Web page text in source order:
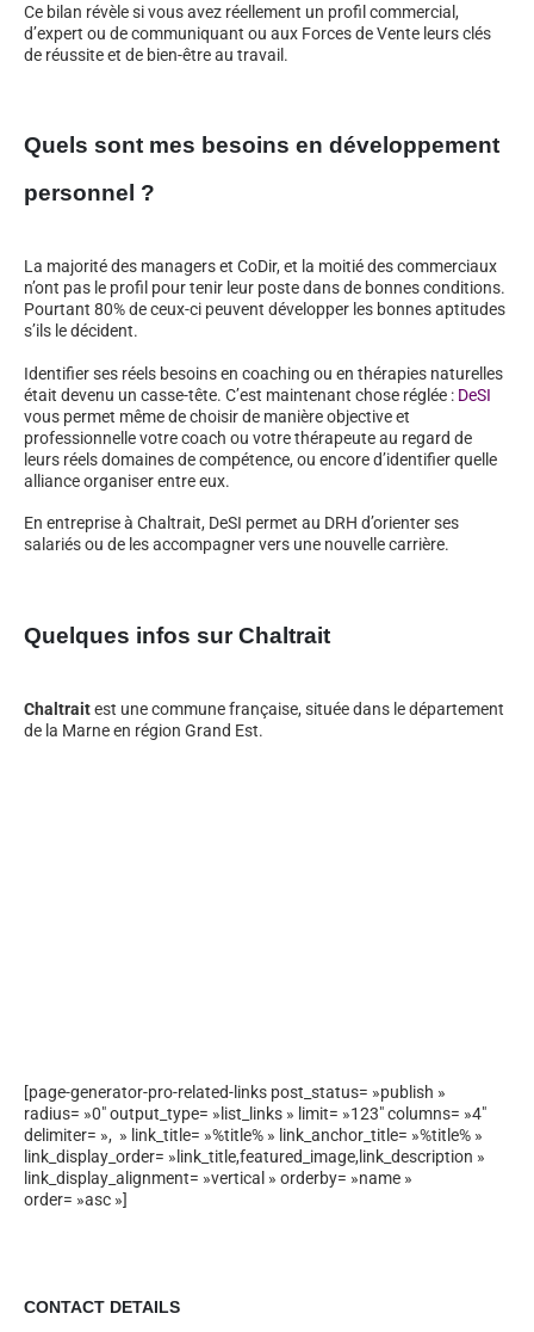
Ce bilan révèle si vous avez réellement un profil commercial,
d’expert ou de communiquant ou aux Forces de Vente leurs clés
de réussite et de bien-être au travail.
Quels sont mes besoins en développement
personnel ?
La majorité des managers et CoDir, et la moitié des commerciaux
n’ont pas le profil pour tenir leur poste dans de bonnes conditions.
Pourtant 80% de ceux-ci peuvent développer les bonnes aptitudes
s’ils le décident.
Identifier ses réels besoins en coaching ou en thérapies naturelles
était devenu un casse-tête. C’est maintenant chose réglée : DeSI
vous permet même de choisir de manière objective et
professionnelle votre coach ou votre thérapeute au regard de
leurs réels domaines de compétence, ou encore d’identifier quelle
alliance organiser entre eux.
En entreprise à Chaltrait, DeSI permet au DRH d’orienter ses
salariés ou de les accompagner vers une nouvelle carrière.
Quelques infos sur Chaltrait
Chaltraitest une commune française, située dans le département
de la Marne en région Grand Est.
[page-generator-pro-related-links post_status= »publish »
radius= »0″ output_type= »list_links » limit= »123″ columns= »4″
delimiter= », » link_title= »%title% » link_anchor_title= »%title% »
link_display_order= »link_title,featured_image,link_description »
link_display_alignment= »vertical » orderby= »name »
order= »asc »]
CONTACT DETAILS